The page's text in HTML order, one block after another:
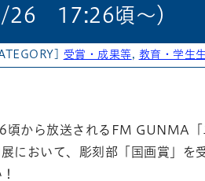
26 17:26頃〜）
受賞・成果等 , 教育・学生
から放送されるFM GUNMA「
において、彫刻部「国画賞」